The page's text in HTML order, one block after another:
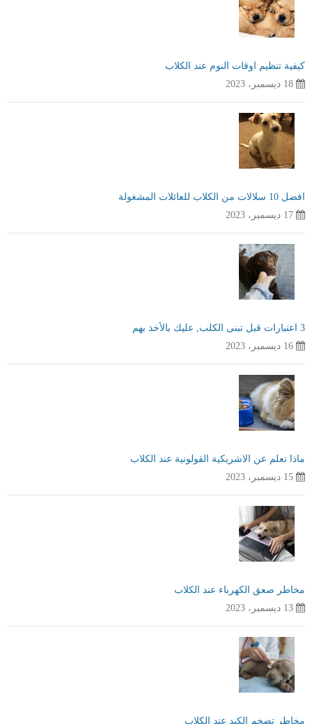
كيفية تنظيم اوقات النوم عند الكلاب
18 ديسمبر، 2023
افضل 10 سلالات من الكلاب للعائلات المشغولة
17 ديسمبر، 2023
3 اعتبارات قبل تبنى الكلب, عليك بالأخذ بهم
16 ديسمبر، 2023
ماذا تعلم عن الاشريكية القولونية عند الكلاب
15 ديسمبر، 2023
مخاطر صعق الكهرباء عند الكلاب
13 ديسمبر، 2023
مخاطر تضخم الكبد عند الكلاب